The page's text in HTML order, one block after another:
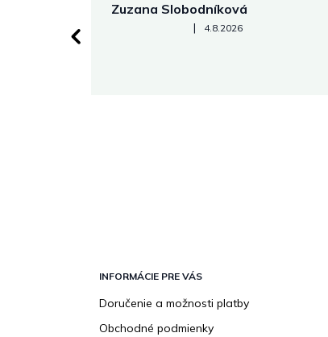
Zuzana Slobodníková
Hodnotenie obchodu je 5 z 5 hviezdičiek.
| 4.8.2026
INFORMÁCIE PRE VÁS
Doručenie a možnosti platby
Obchodné podmienky